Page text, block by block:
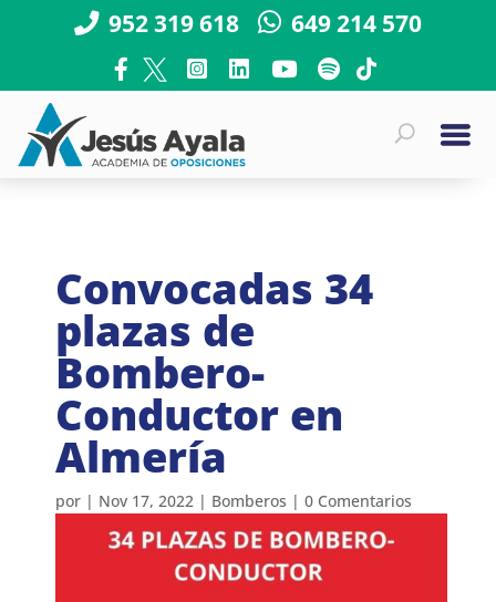
952 319 618 649 214 570
Convocadas 34
plazas de
Bombero-
Conductor en
Almería
por | Nov 17, 2022 | Bomberos |0 Comentarios